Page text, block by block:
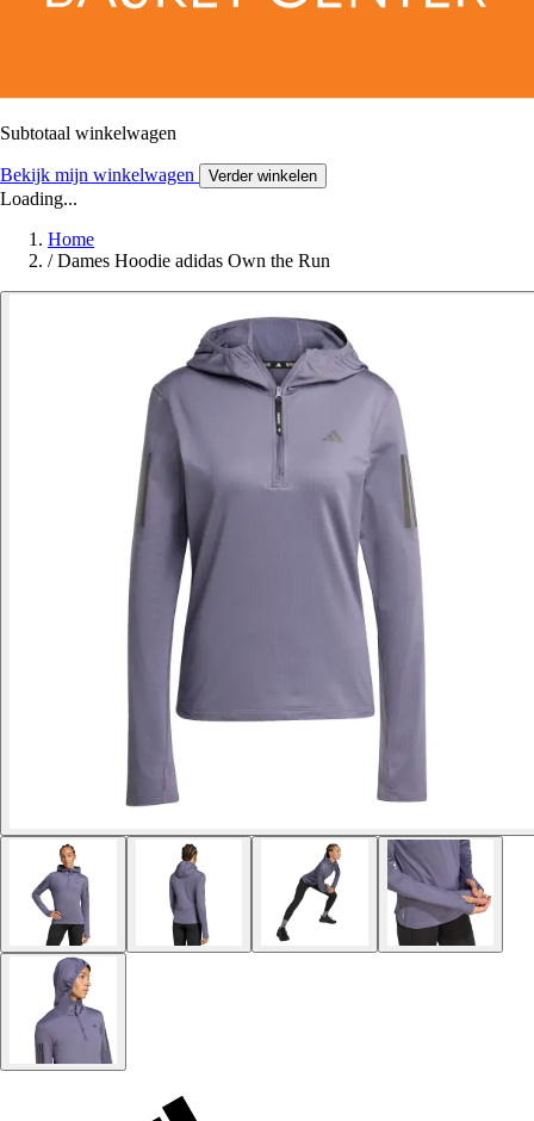
Subtotaal winkelwagen
Bekijk mijn winkelwagen Verder winkelen
Loading...
Home
/ Dames Hoodie adidas Own the Run